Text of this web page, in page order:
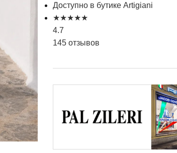
Доступно в бутике Artigiani
★★★★★
4.7
145 отзывов